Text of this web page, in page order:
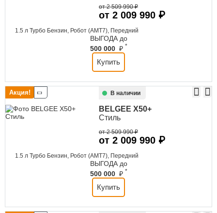
от 2 509 990 ₽
от 2 009 990 ₽
1.5 л Турбо Бензин, Робот (AMT7), Передний
ВЫГОДА до
500 000₽ *
Купить
Акция! В наличии
BELGEE X50+
Стиль
от 2 509 990 ₽
от 2 009 990 ₽
1.5 л Турбо Бензин, Робот (AMT7), Передний
ВЫГОДА до
500 000₽ *
Купить